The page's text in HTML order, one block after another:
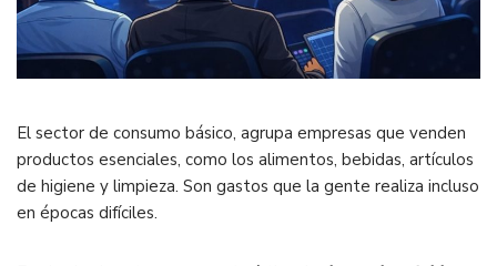
El sector de consumo básico, agrupa empresas que venden
productos esenciales, como los alimentos, bebidas, artículos
de higiene y limpieza. Son gastos que la gente realiza incluso
en épocas difíciles.